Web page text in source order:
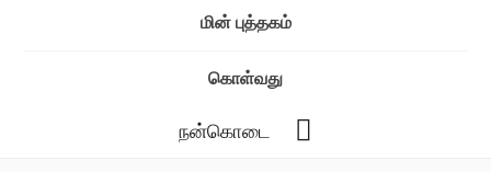
மின் புத்தகம்
கொள்வது
நன்கொடை